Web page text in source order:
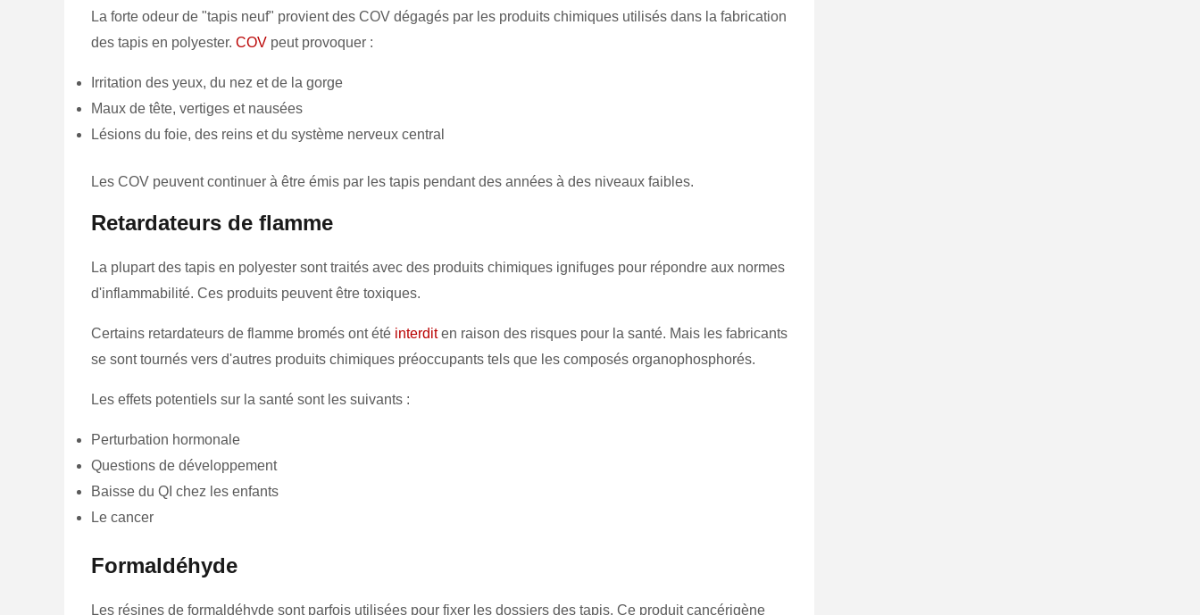
La forte odeur de "tapis neuf" provient des COV dégagés par les produits chimiques utilisés dans la fabrication
des tapis en polyester. COV peut provoquer :
Irritation des yeux, du nez et de la gorge
Maux de tête, vertiges et nausées
Lésions du foie, des reins et du système nerveux central
Les COV peuvent continuer à être émis par les tapis pendant des années à des niveaux faibles.
Retardateurs de flamme
La plupart des tapis en polyester sont traités avec des produits chimiques ignifuges pour répondre aux normes
d'inflammabilité. Ces produits peuvent être toxiques.
Certains retardateurs de flamme bromés ont été interditen raison des risques pour la santé. Mais les fabricants
se sont tournés vers d'autres produits chimiques préoccupants tels que les composés organophosphorés.
Les effets potentiels sur la santé sont les suivants :
Perturbation hormonale
Questions de développement
Baisse du QI chez les enfants
Le cancer
Formaldéhyde
Les résines de formaldéhyde sont parfois utilisées pour fixer les dossiers des tapis. Ce produit cancérigène